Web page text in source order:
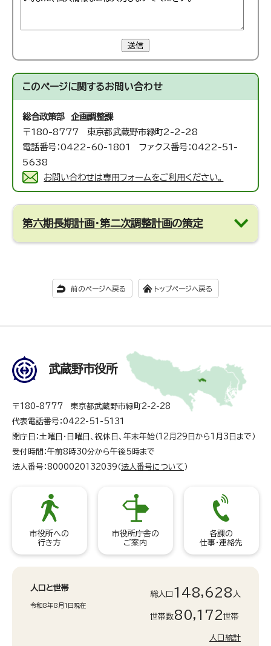
送信
このページに関するお問い合わせ
総合政策部 企画調整課
〒180-8777 東京都武蔵野市緑町2-2-28
電話番号：0422-60-1801 ファクス番号：0422-51-
5638
お問い合わせは専用フォームをご利用ください。
第六期長期計画・第二次調整計画の策定
前のページへ戻る トップページへ戻る
武蔵野市役所
〒180-8777 東京都武蔵野市緑町2-2-28
代表電話番号：0422-51-5131
閉庁日：土曜日・日曜日、祝休日、年末年始（12月29日から1月3日まで）
受付時間：午前8時30分から午後5時まで
法人番号：8000020132039（ 法人番号について ）
市役所への
行き方
市役所庁舎の
ご案内
各課の
仕事・連絡先
人口と世帯
令和8年8月1日現在
総人口 148,628 人
世帯数80,172世帯
人口統計